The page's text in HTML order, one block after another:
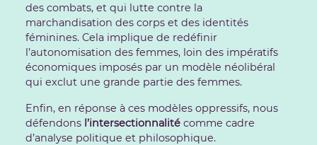
des combats, et qui lutte contre la
marchandisation des corps et des identités
féminines. Cela implique de redéfinir
l’autonomisation des femmes, loin des impératifs
économiques imposés par un modèle néolibéral
qui exclut une grande partie des femmes.
Enfin, en réponse à ces modèles oppressifs, nous
défendons l’intersectionnalitécomme cadre
d’analyse politique et philosophique.